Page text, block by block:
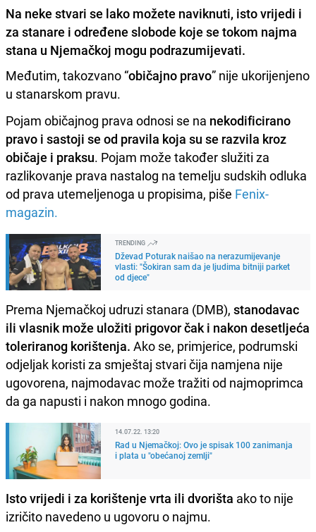
Na neke stvari se lako možete naviknuti, isto vrijedi i
za stanare i određene slobode koje se tokom najma
stana u Njemačkoj mogu podrazumijevati.
Međutim, takozvano “običajno pravo” nije ukorijenjeno
u stanarskom pravu.
Pojam običajnog prava odnosi se na nekodificirano
pravo i sastoji se od pravila koja su se razvila kroz
običaje i praksu. Pojam može također služiti za
razlikovanje prava nastalog na temelju sudskih odluka
od prava utemeljenoga u propisima, piše Fenix-
magazin.
TRENDING
Dževad Poturak naišao na nerazumijevanje
vlasti: "Šokiran sam da je ljudima bitniji parket
od djece"
Prema Njemačkoj udruzi stanara (DMB), stanodavac
ili vlasnik može uložiti prigovor čak i nakon desetljeća
toleriranog korištenja. Ako se, primjerice, podrumski
odjeljak koristi za smještaj stvari čija namjena nije
ugovorena, najmodavac može tražiti od najmoprimca
da ga napusti i nakon mnogo godina.
14.07.22. 13:20
Rad u Njemačkoj: Ovo je spisak 100 zanimanja
i plata u "obećanoj zemlji"
Isto vrijedi i za korištenje vrta ili dvorišta ako to nije
izričito navedeno u ugovoru o najmu.